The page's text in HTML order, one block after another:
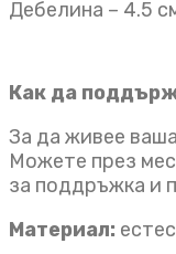
Дебелина – 4.5
Как да
За да живее
Можете през
за поддръжка и
Материал: